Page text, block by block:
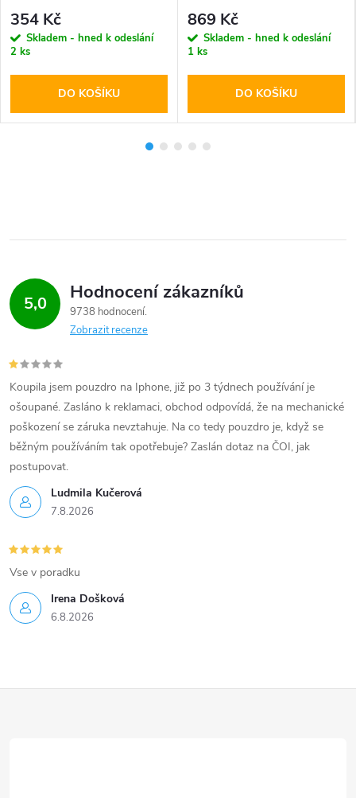
354 Kč
Skladem - hned k odeslání
2 ks
DO KOŠÍKU
869 Kč
Skladem - hned k odeslání
1 ks
DO KOŠÍKU
5,0 Hodnocení zákazníků
9738 hodnocení
Zobrazit recenze
Ludmila Kučerová
7.8.2026
Koupila jsem pouzdro na Iphone, již po 3 týdnech používání je
ošoupané. Zasláno k reklamaci, obchod odpovídá, že na mechanické
poškození se záruka nevztahuje. Na co tedy pouzdro je, když se
běžným používáním tak opotřebuje? Zaslán dotaz na ČOI, jak
postupovat.
Irena Došková
6.8.2026
Vse v poradku